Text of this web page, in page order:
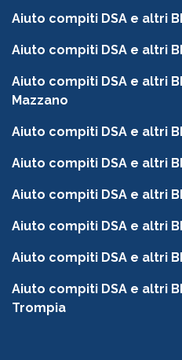
Aiuto compiti DSA e altri
Aiuto compiti DSA e altri
Aiuto compiti DSA e altri
Mazzano
Aiuto compiti DSA e altri
Aiuto compiti DSA e altri
Aiuto compiti DSA e altri
Aiuto compiti DSA e altri
Aiuto compiti DSA e altri
Aiuto compiti DSA e altri
Trompia